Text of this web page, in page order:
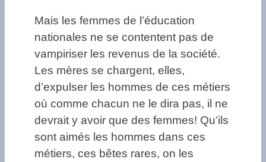
Mais les femmes de l’éducation
nationales ne se contentent pas de
vampiriser les revenus de la société.
Les mères se chargent, elles,
d’expulser les hommes de ces métiers
où comme chacun ne le dira pas, il ne
devrait y avoir que des femmes! Qu’ils
sont aimés les hommes dans ces
métiers, ces bêtes rares, on les